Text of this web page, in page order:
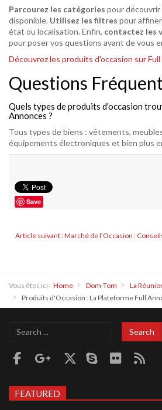
Parcourez les catégories pour
disponible. Utilisez les filtres pour
état ou localisation. Enfin, contactez les
pour poser vos questions avant de vous
Découvrez les produits d'occasion sur
Questions
Quels types de produits d'occasion
Annonces ?
Tous types de biens : vêtements,
équipements électroniques et bien plus
Save
Article suivant : Marché de l'Occasion :
Vous êtes ici : Home Dom-Tom La
Produits d'Occasion : La Plateforme Full
Search
Search
FEATURED